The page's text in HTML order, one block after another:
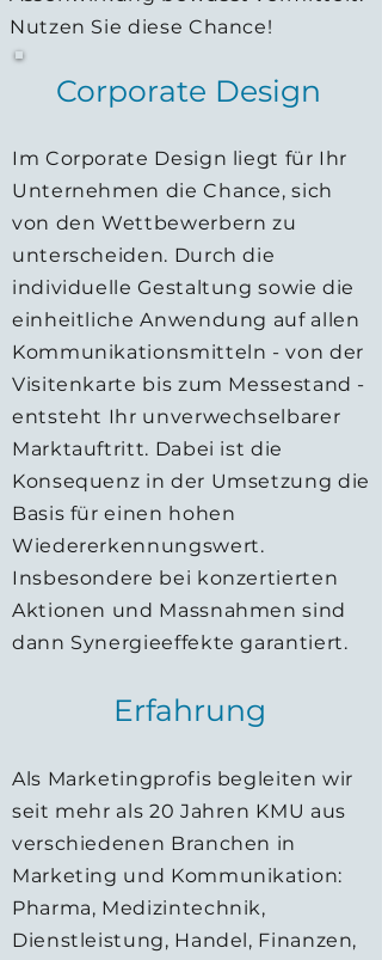
Nutzen Sie diese Chance!
Corporate Design
Im Corporate Design liegt für Ihr
Unternehmen die Chance, sich
von den Wettbewerbern zu
unterscheiden. Durch die
individuelle Gestaltung sowie die
einheitliche Anwendung auf allen
Kommunikationsmitteln - von der
Visitenkarte bis zum Messestand -
entsteht Ihr unverwechselbarer
Marktauftritt. Dabei ist die
Konsequenz in der Umsetzung die
Basis für einen hohen
Wiedererkennungswert.
Insbesondere bei konzertierten
Aktionen und Massnahmen sind
dann Synergieeffekte garantiert.
Erfahrung
Als Marketingprofis begleiten wir
seit mehr als 20 Jahren KMU aus
verschiedenen Branchen in
Marketing und Kommunikation:
Pharma, Medizintechnik,
Dienstleistung, Handel, Finanzen,